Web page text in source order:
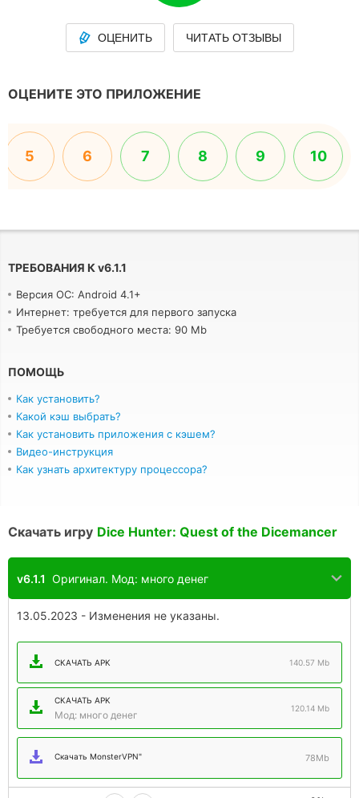
ОЦЕНИТЬ ЧИТАТЬ ОТЗЫВЫ
ОЦЕНИТЕ ЭТО ПРИЛОЖЕНИЕ
5 6 7 8 9 10
ТРЕБОВАНИЯ К v6.1.1
Версия ОС: Android 4.1+
Интернет: требуется для первого запуска
Требуется свободного места: 90 Mb
ПОМОЩЬ
Как установить?
Какой кэш выбрать?
Как установить приложения с кэшем?
Видео-инструкция
Как узнать архитектуру процессора?
Скачать игру Dice Hunter: Quest of the Dicemancer
v6.1.1 Оригинал. Мод: много денег
13.05.2023 - Изменения не указаны.
СКАЧАТЬ APK 140.57 Mb
СКАЧАТЬ APK
Мод: много денег
120.14 Mb
Скачать MonsterVPN" 78Mb